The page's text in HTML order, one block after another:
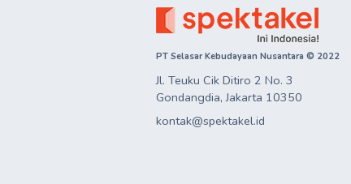
PT Selasar Kebudayaan Nusantara © 2022
Jl. Teuku Cik Ditiro 2 No. 3
Gondangdia, Jakarta 10350
kontak@spektakel.id